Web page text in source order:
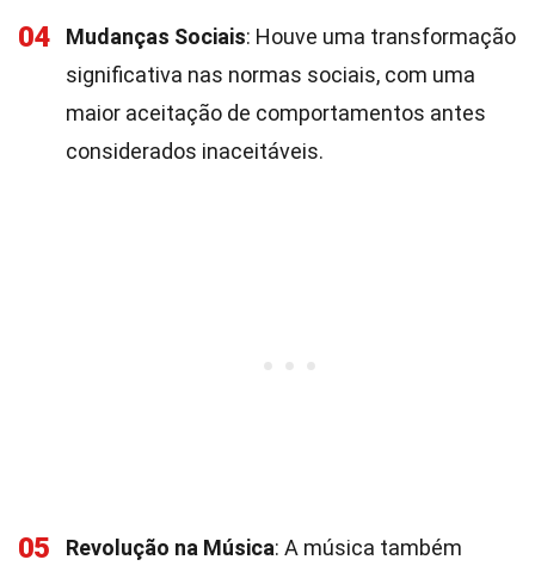
04 Mudanças Sociais: Houve uma transformação
significativa nas normas sociais, com uma
maior aceitação de comportamentos antes
considerados inaceitáveis.
05 Revolução na Música: A música também